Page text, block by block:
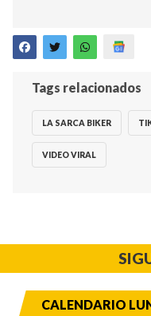
Tags relacionados
LA SARCA BIKER
VIDEO VIRAL
CALENDARIO